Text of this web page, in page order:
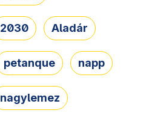
2030 Aladár
petanque napp
nagylemez